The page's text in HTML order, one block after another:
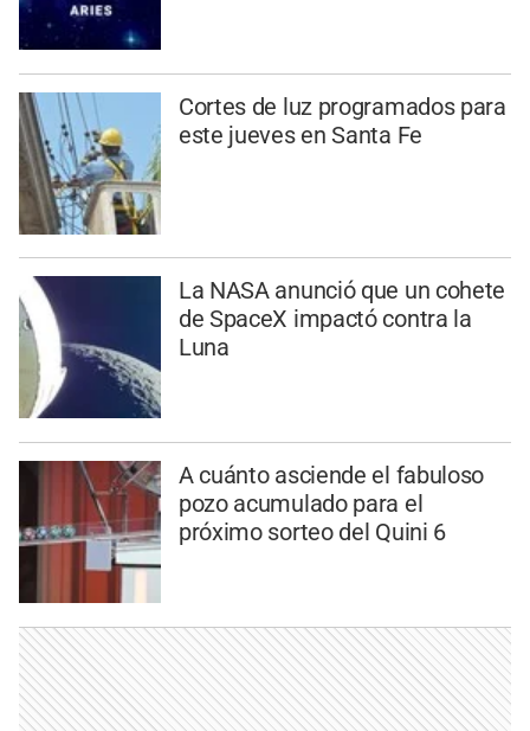
Cortes de luz programados para
este jueves en Santa Fe
La NASA anunció que un cohete
de SpaceX impactó contra la
Luna
A cuánto asciende el fabuloso
pozo acumulado para el
próximo sorteo del Quini 6